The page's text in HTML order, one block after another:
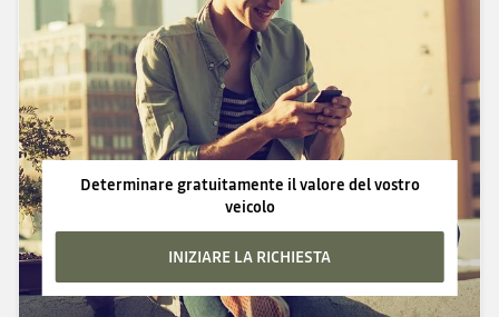
Determinare gratuitamente il valore del vostro
veicolo
INIZIARE LA RICHIESTA